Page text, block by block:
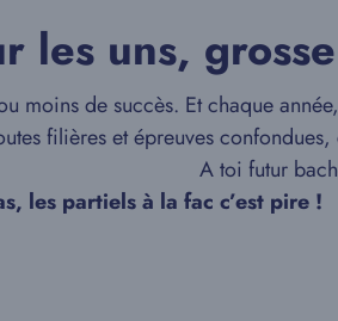
les uns,
moins de succès. Et chaque
filières et épreuves confondues,
A toi futur
les partiels à la fac c’est pire !